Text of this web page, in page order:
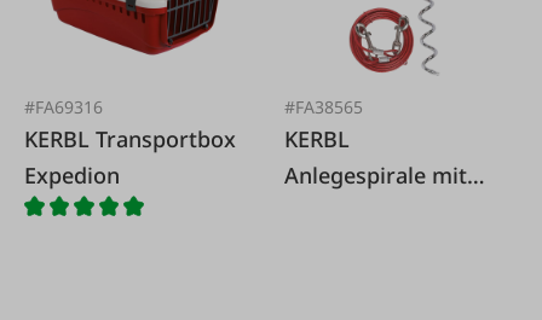
#FA69316
KERBL Transportbox
Expedion
#FA38565
KERBL
Anlegespirale mit